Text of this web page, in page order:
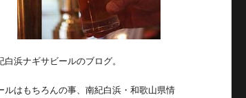
白浜ナギサビールのブログ。
ルはもちろんの事、南紀白浜・和歌山県情